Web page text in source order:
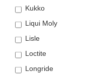
Kukko
Liqui Moly
Lisle
Loctite
Longride